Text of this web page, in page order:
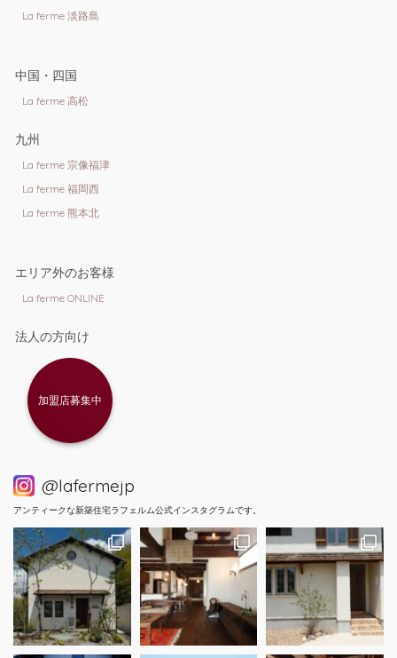
La ferme 淡路島
中国・四国
La ferme 高松
九州
La ferme 宗像福津
La ferme 福岡西
La ferme 熊本北
エリア外のお客様
La ferme ONLINE
法人の方向け
加盟店募集中
@lafermejp
アンティークな新築住宅ラフェルム公式インスタグラムです。